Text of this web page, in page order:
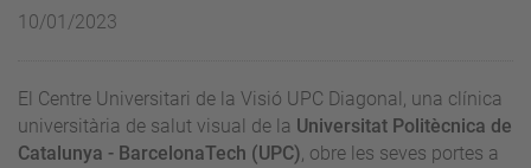
10/01/2023
El Centre Universitari de la Visió UPC Diagonal, una clínica
universitària de salut visual de la Universitat Politècnica de
Catalunya - BarcelonaTech (UPC), obre les seves portes a